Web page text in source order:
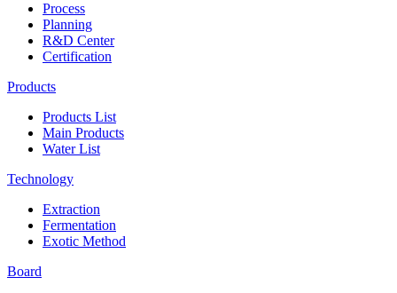
Process
Planning
R&D Center
Certification
Products
Products List
Main Products
Water List
Technology
Extraction
Fermentation
Exotic Method
Board